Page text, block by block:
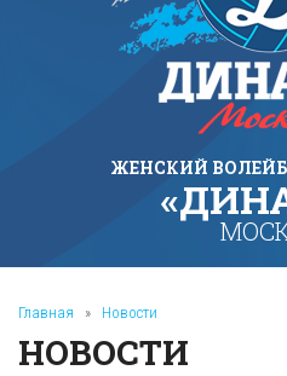
ЖЕНСКИЙ
Главная » Новости
НОВОСТИ